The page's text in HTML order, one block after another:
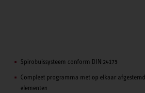
Spirobuissysteem conform DIN 24175
Compleet programma met op elkaar
elementen